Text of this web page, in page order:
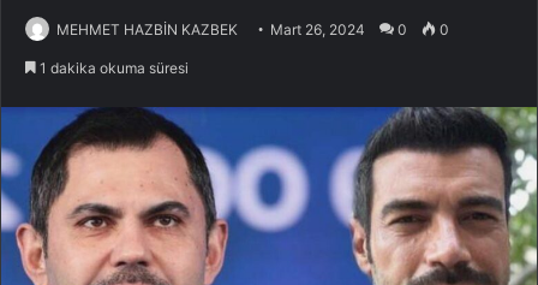
MEHMET HAZBİN KAZBEK Mart 26, 2024 0 0
1 dakika okuma süresi